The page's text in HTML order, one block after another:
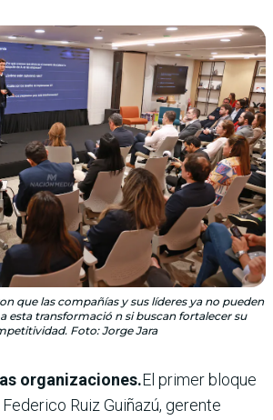
que las compañías y sus líderes ya no pueden
esta transformació n si buscan fortalecer su
Foto: Jorge Jara
organizaciones.El primer bloque
Ruiz Guiñazú, gerente